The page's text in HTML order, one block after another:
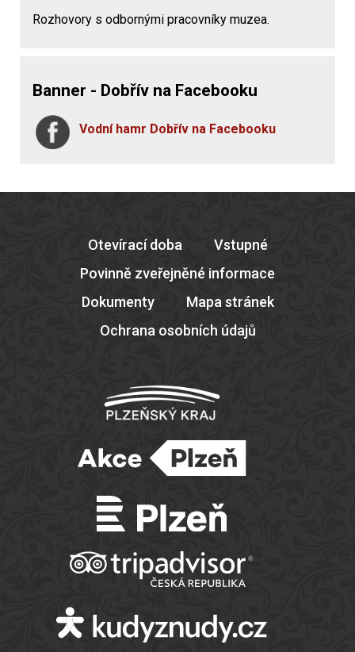
Rozhovory s odbornými pracovníky muzea.
Banner - Dobřív na Facebooku
Vodní hamr Dobřív na Facebooku
Otevírací doba
Vstupné
Povinně zveřejněné informace
Dokumenty
Mapa stránek
Ochrana osobních údajů